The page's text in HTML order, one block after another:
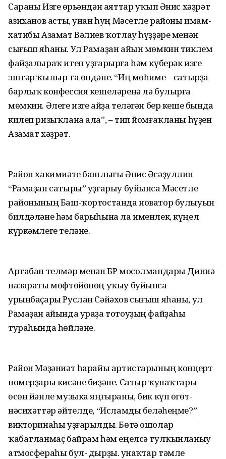
Сараны Изге Ҡөрьәндән аяттар уҡып Әнис хәҙрәт
Ҡазиханов асты, унан һуң Мәсетле районы имам-
хатибы Азамат Вәлиев ҡотлау һүҙҙәре менән
сығыш яһаны. Ул Рамаҙан айын мөмкин тиклем
файҙалыраҡ итеп уҙғарырға һәм күберәк изге
эштәр ҡылыр-ға өндәне. “Иң мөһиме – сатырҙа
барлыҡ конфессия кешеләренә лә булырға
мөмкин. Әлеге изге айҙа теләгән бер кеше бында
килеп ризыҡлана ала”, – тип йомғаҡланы һүҙен
Азамат хәҙрәт.
Район хакимиәте башлығы Әнис Әсәҙуллин
“Рамаҙан сатыры” уҙғарыу буйынса Мәсетле
районының Баш-ҡортостанда новатор булыуын
билдәләне һәм барыһына ла именлек, күңел
күркәмлеге теләне.
Артабан телмәр менән БР мосолмандары Диниә
назараты мөфтөйөнөң уҡыу буйынса
урынбаҫары Руслан Сәйәхов сығыш яһаны, ул
Рамаҙан айында ураҙа тотоуҙың файҙаһы
тураһында һөйләне.
Район Мәҙәниәт һарайы артистарының концерт
номерҙары кисәне биҙәне. Сатыр ҡунаҡтары
өсөн йәнле музыка яңғыраны, бик күп өгөт-
нәсихәттәр әйтелде, “Исламды беләһеңме?”
викторинаһы уҙғарылды. Бөтә ошолар
ҡабатланмаҫ байрам һәм еңелсә тулҡынланыу
атмосфераһы бул- дырҙы. Ҡунаҡтар тәмле